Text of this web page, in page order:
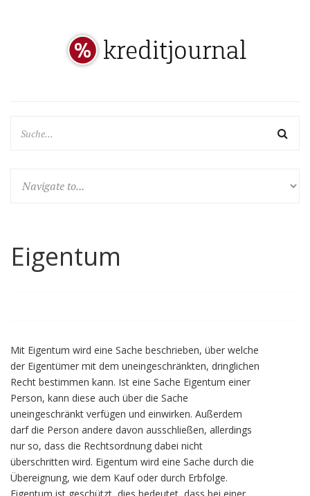
Eigentum
Mit Eigentum wird eine Sache beschrieben, über welche
der Eigentümer mit dem uneingeschränkten, dringlichen
Recht bestimmen kann. Ist eine Sache Eigentum einer
Person, kann diese auch über die Sache
uneingeschränkt verfügen und einwirken. Außerdem
darf die Person andere davon ausschließen, allerdings
nur so, dass die Rechtsordnung dabei nicht
überschritten wird. Eigentum wird eine Sache durch die
Übereignung, wie dem Kauf oder durch Erbfolge.